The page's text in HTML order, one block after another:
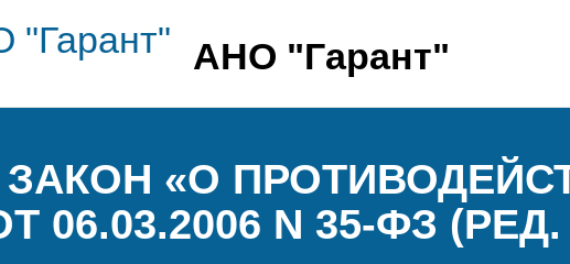
АНО "Гарант"
«О
06.03.2006 N 35-ФЗ (РЕД.